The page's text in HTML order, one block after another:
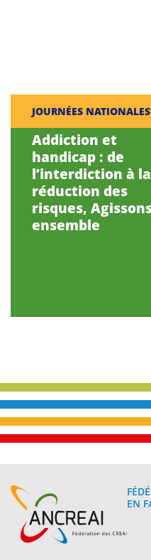
JOURNÉES NATIONALES
Addiction et
handicap : de
l’interdiction à la
réduction des
risques,
ensemble
EN